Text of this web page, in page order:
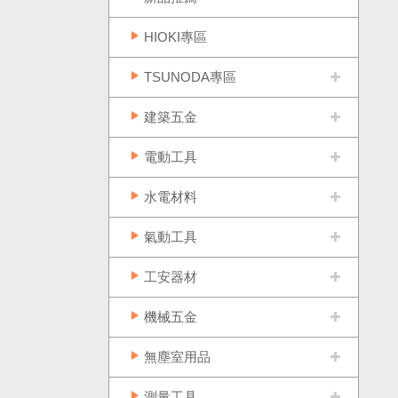
HIOKI專區
TSUNODA專區
建築五金
電動工具
水電材料
氣動工具
工安器材
機械五金
無塵室用品